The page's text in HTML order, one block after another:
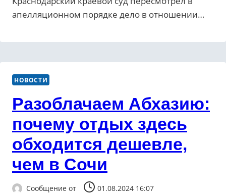
апелляционном порядке дело в отношении…
НОВОСТИ
Разоблачаем Абхазию:
почему отдых здесь
обходится дешевле,
чем в Сочи
Сообщение от 01.08.2024 16:07